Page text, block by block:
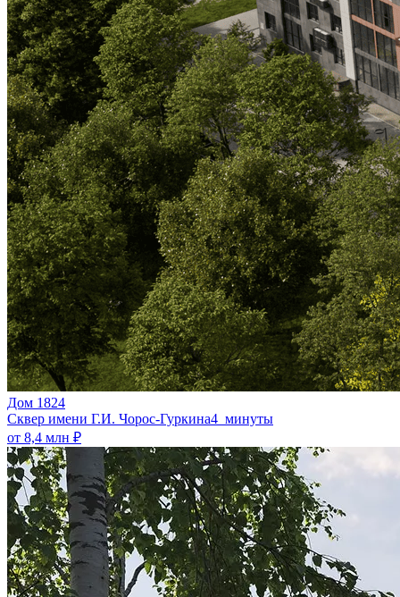
Дом 1824
Сквер имени Г.И. Чорос-Гуркина4 минуты
от 8,4 млн ₽